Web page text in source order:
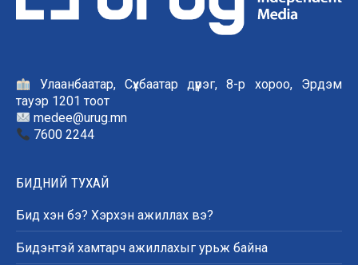
Улаанбаатар, Сүхбаатар дүүрэг, 8-р хороо, Эрдэм
тауэр 1201 тоот
medee@urug.mn
7600 2244
БИДНИЙ ТУХАЙ
Бид хэн бэ? Хэрхэн ажиллах вэ?
Бидэнтэй хамтарч ажиллахыг урьж байна